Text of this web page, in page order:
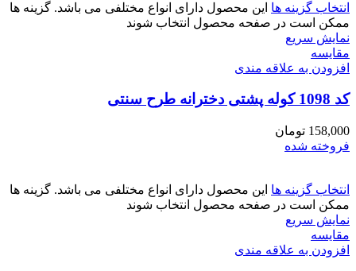
انتخاب گزینه ها این محصول دارای انواع مختلفی می باشد. گزینه ها
ممکن است در صفحه محصول انتخاب شوند
نمایش سریع
مقايسه
افزودن به علاقه مندی
کد 1098 کوله پشتی دخترانه طرح سنتی
158,000 تومان
فروخته شده
انتخاب گزینه ها این محصول دارای انواع مختلفی می باشد. گزینه ها
ممکن است در صفحه محصول انتخاب شوند
نمایش سریع
مقايسه
افزودن به علاقه مندی